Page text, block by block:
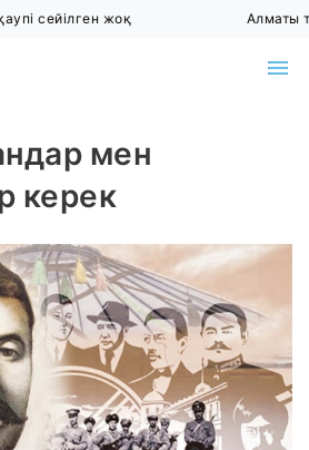
сейілген жоқ Алматы
мен
керек